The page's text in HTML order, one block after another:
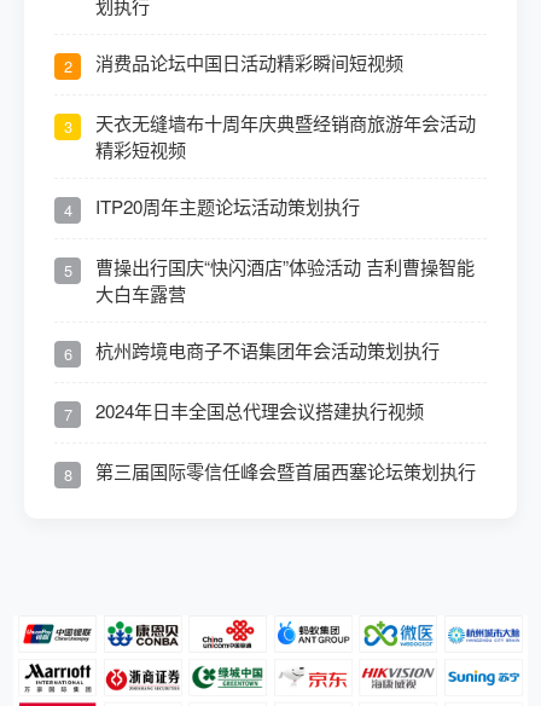
2 消费品论坛中国日活动精彩瞬间短视频
3
天衣无缝墙布十周年庆典暨经销商旅游年会活动
精彩短视频
4 ITP20周年主题论坛活动策划执行
5
曹操出行国庆“快闪酒店”体验活动 吉利曹操智能
大白车露营
6 杭州跨境电商子不语集团年会活动策划执行
7 2024年日丰全国总代理会议搭建执行视频
8 第三届国际零信任峰会暨首届西塞论坛策划执行